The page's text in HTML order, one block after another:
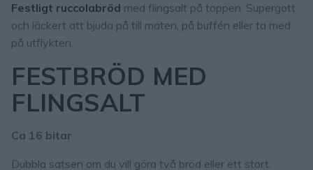
Festligt ruccolabröd med flingsalt på toppen. Supergott
och läckert att bjuda på till maten, på buffén eller ta med
på utflykten.
FESTBRÖD MED
FLINGSALT
Ca 16 bitar
Dubbla satsen om du vill göra två bröd eller ett stort.